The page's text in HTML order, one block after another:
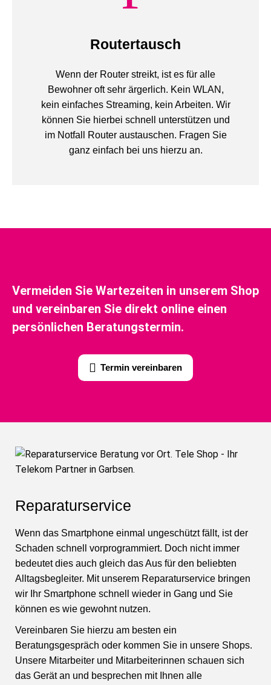
Routertausch
Wenn der Router streikt, ist es für alle
Bewohner oft sehr ärgerlich. Kein WLAN,
kein einfaches Streaming, kein Arbeiten. Wir
können Sie hierbei schnell unterstützen und
im Notfall Router austauschen. Fragen Sie
ganz einfach bei uns hierzu an.
Vermeiden Sie Wartezeiten in unserem Shop
und vereinbaren Sie direkt online einen
persönlichen Beratungstermin.
Termin vereinbaren
Reparaturservice
Wenn das Smartphone einmal ungeschützt fällt, ist der
Schaden schnell vorprogrammiert. Doch nicht immer
bedeutet dies auch gleich das Aus für den beliebten
Alltagsbegleiter. Mit unserem Reparaturservice bringen
wir Ihr Smartphone schnell wieder in Gang und Sie
können es wie gewohnt nutzen.
Vereinbaren Sie hierzu am besten ein
Beratungsgespräch oder kommen Sie in unsere Shops.
Unsere Mitarbeiter und Mitarbeiterinnen schauen sich
das Gerät an und besprechen mit Ihnen alle